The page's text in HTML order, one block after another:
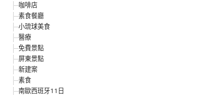
咖啡店
素食餐廳
小琉球美食
醫療
免費景點
屏東景點
新建案
素食
南歐西班牙11日